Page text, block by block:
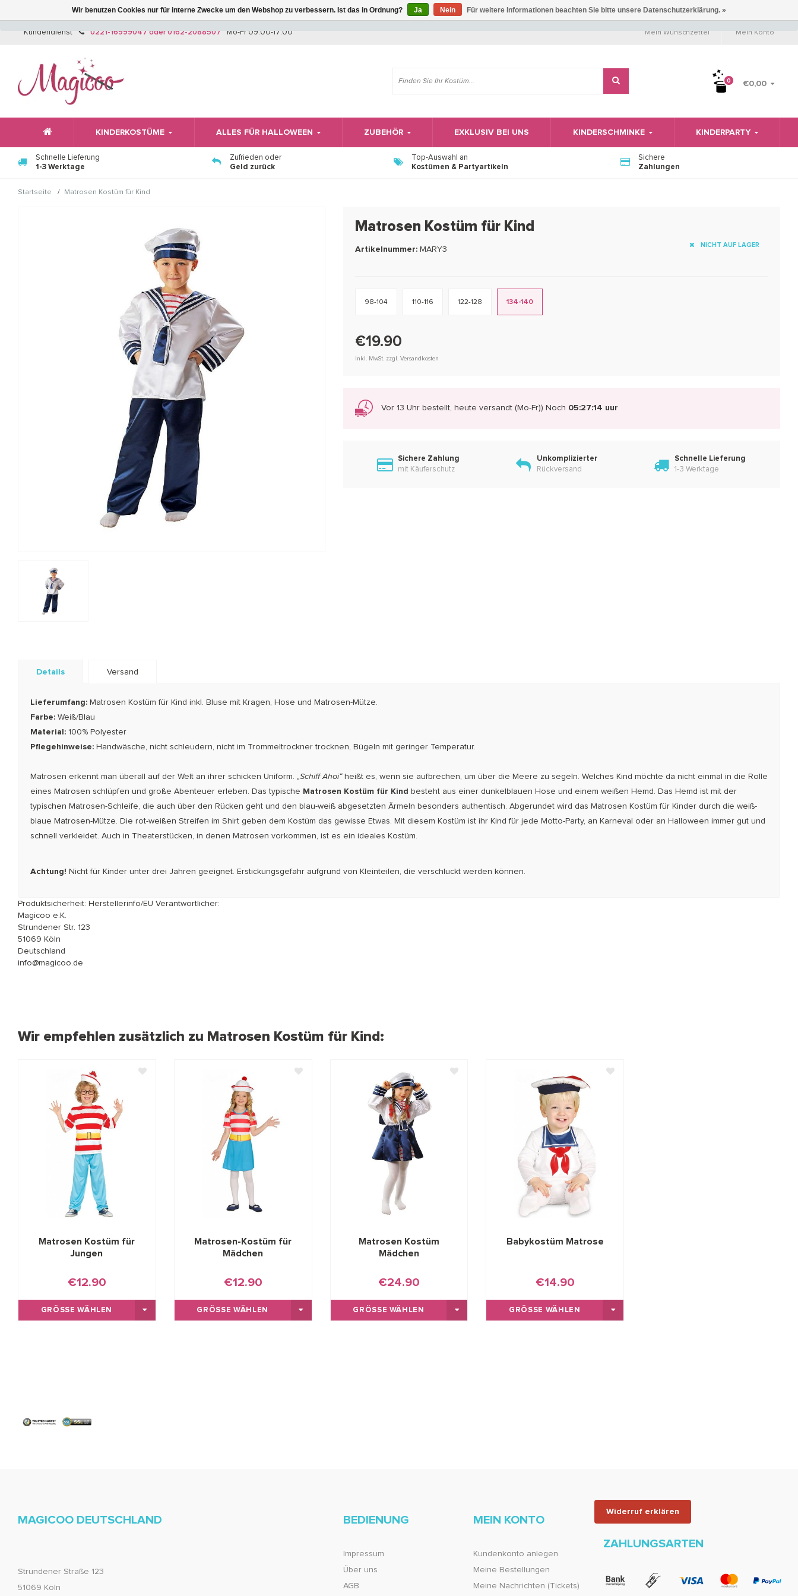
Wir haben Betriebsferien, daher können Sie derzeit nicht bestellen.
Kundendienst 0221-16999047 oder 0162-2088507 Mo-Fr 09:00-17:00 Mein Wunschzettel Mein Konto
0 €0,00
KINDERKOSTÜME ALLES FÜR HALLOWEEN ZUBEHÖR EXKLUSIV BEI UNS KINDERSCHMINKE KINDERPARTY
Schnelle Lieferung
1-3 Werktage
Zufrieden oder
Geld zurück
Top-Auswahl an
Kostümen & Partyartikeln
Sichere
Zahlungen
Startseite / Matrosen Kostüm für Kind
Matrosen Kostüm für Kind
Artikelnummer:MARY3
NICHT AUF LAGER
98-104 110-116 122-128 134-140
€19.90
Inkl. MwSt. zzgl. Versandkosten
Vor 13 Uhr bestellt, heute versandt (Mo-Fr)) Noch 05:27:13 uur
Sichere Zahlung
mit Käuferschutz
Unkomplizierter
Rückversand
Schnelle Lieferung
1-3 Werktage
Details Versand
Lieferumfang: Matrosen Kostüm für Kind inkl. Bluse mit Kragen, Hose und Matrosen-Mütze.
Farbe: Weiß/Blau
Material: 100% Polyester
Pflegehinweise: Handwäsche, nicht schleudern, nicht im Trommeltrockner trocknen, Bügeln mit geringer Temperatur.
Matrosen erkennt man überall auf der Welt an ihrer schicken Uniform. „Schiff Ahoi“heißt es, wenn sie aufbrechen, um über die Meere zu segeln. Welches Kind möchte da nicht einmal in die Rolle
eines Matrosen schlüpfen und große Abenteuer erleben. Das typische Matrosen Kostüm für Kind besteht aus einer dunkelblauen Hose und einem weißen Hemd. Das Hemd ist mit der
typischen Matrosen-Schleife, die auch über den Rücken geht und den blau-weiß abgesetzten Ärmeln besonders authentisch. Abgerundet wird das Matrosen Kostüm für Kinder durch die weiß-
blaue Matrosen-Mütze. Die rot-weißen Streifen im Shirt geben dem Kostüm das gewisse Etwas. Mit diesem Kostüm ist ihr Kind für jede Motto-Party, an Karneval oder an Halloween immer gut und
schnell verkleidet. Auch in Theaterstücken, in denen Matrosen vorkommen, ist es ein ideales Kostüm.
Achtung! Nicht für Kinder unter drei Jahren geeignet. Erstickungsgefahr aufgrund von Kleinteilen, die verschluckt werden können.
Produktsicherheit: Herstellerinfo/EU Verantwortlicher:
Magicoo e.K.
Strundener Str. 123
51069 Köln
Deutschland
info@magicoo.de
Wir empfehlen zusätzlich zu Matrosen Kostüm für Kind:
Matrosen Kostüm für
Jungen
€12.90
GRÖSSE WÄHLEN
Matrosen-Kostüm für
Mädchen
€12.90
GRÖSSE WÄHLEN
Matrosen Kostüm
Mädchen
€24.90
GRÖSSE WÄHLEN
Babykostüm Matrose
€14.90
GRÖSSE WÄHLEN
MAGICOO DEUTSCHLAND
Strundener Straße 123
51069 Köln
Widerruf erklären
BEDIENUNG
Impressum
Über uns
AGB
MEIN KONTO
Kundenkonto anlegen
Meine Bestellungen
Meine Nachrichten (Tickets)
ZAHLUNGSARTEN
Wir benutzen Cookies nur für interne Zwecke um den Webshop zu verbessern. Ist das in Ordnung? Ja Nein Für weitere Informationen beachten Sie bitte unsere Datenschutzerklärung. »